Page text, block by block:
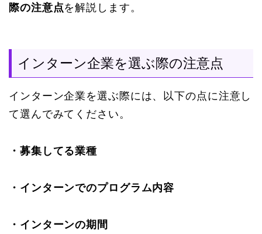
際の注意点を解説します。
インターン企業を選ぶ際の注意点
インターン企業を選ぶ際には、以下の点に注意し
て選んでみてください。
・募集してる業種
・インターンでのプログラム内容
・インターンの期間